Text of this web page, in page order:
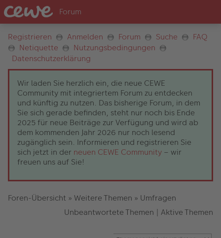
Registrieren Anmelden Forum Suche
FAQ
Netiquette
Nutzungsbedingungen
Datenschutzerklärung
Wir laden Sie herzlich ein, die neue CEWE
Community mit integriertem Forum zu entdecken
und künftig zu nutzen. Das bisherige Forum, in dem
Sie sich gerade befinden, steht nur noch bis Ende
2025 für neue Beiträge zur Verfügung und wird ab
dem kommenden Jahr 2026 nur noch lesend
zugänglich sein. Informieren und registrieren Sie
sich jetzt in der neuen CEWE Community – wir
freuen uns auf Sie!
Foren-Übersicht » Weitere Themen » Umfragen
Unbeantwortete Themen | Aktive Themen